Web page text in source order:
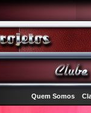
Quem Somos